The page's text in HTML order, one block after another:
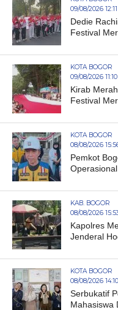
09/08/2026 12:11
Dedie
Festival
KOTA BOGOR
09/08/2026 11:10
Kirab
Festival
KOTA BOGOR
08/08/2026
Pemkot
KAB. BOGOR
08/08/2026
Kapolres
Jenderal
KOTA BOGOR
08/08/2026 14:10
Serbukatif
Mahasiswa